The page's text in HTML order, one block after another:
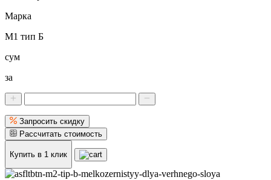
Марка
М1 тип Б
сум
за
Запросить скидку
Рассчитать стоимость
Купить в 1 клик